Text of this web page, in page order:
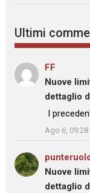
Ultimi
FF
Nuove
dettaglio
: “I
Ago 6, 09:28
Nuove
dettaglio